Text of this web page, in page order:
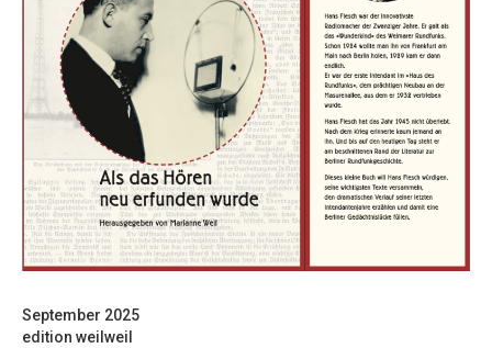
September 2025
edition weilweil